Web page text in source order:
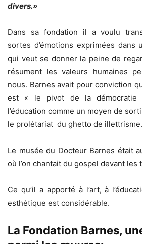
divers.»
Dans sa fondation il a voulu
sortes d’émotions exprimées
qui veut se donner la peine de
résument les valeurs humaines
nous. Barnes avait pour conviction
est « le pivot de la démocratie
l’éducation comme un moyen de
le prolétariat du ghetto de illettrisme.
Le musée du Docteur Barnes était
où l’on chantait du gospel devant les
Ce qu’il a apporté à l’art, à
esthétique est considérable.
La Fondation Barnes,